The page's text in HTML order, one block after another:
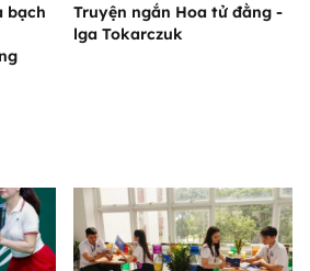
bạch
Truyện ngắn Hoa tử đằng -
lga Tokarczuk